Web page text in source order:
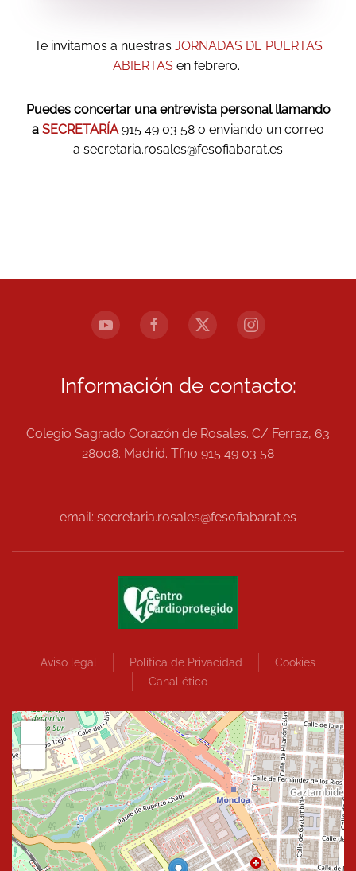
Te invitamos a nuestras JORNADAS DE PUERTAS
ABIERTAS en febrero.
Puedes concertar una entrevista personal llamando
a SECRETARÍA915 49 03 58 o enviando un correo
a secretaria.rosales@fesofiabarat.es
Información de contacto:
Colegio Sagrado Corazón de Rosales. C/ Ferraz, 63
28008. Madrid. Tfno 915 49 03 58
email: secretaria.rosales@fesofiabarat.es
Aviso legal Política de Privacidad
Cookies
Canal ético